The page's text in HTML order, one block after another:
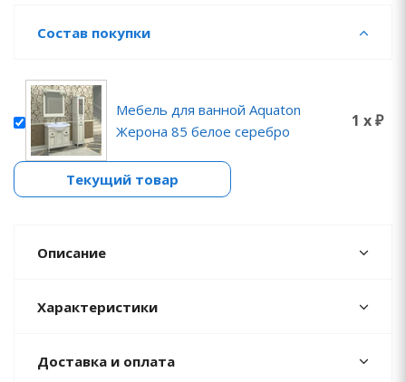
Состав покупки
Мебель для ванной Aquaton
Жерона 85 белое серебро
1 x ₽
Текущий товар
Описание
Характеристики
Доставка и оплата